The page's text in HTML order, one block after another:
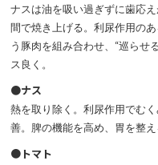
ナスは油を吸い過ぎずに歯応
間で焼き上げる。利尿作用の
う豚肉を組み合わせ、“巡らせ
ス良く。
●ナス
熱を取り除く。利尿作用でむ
善。脾の機能を高め、胃を整え
●トマト